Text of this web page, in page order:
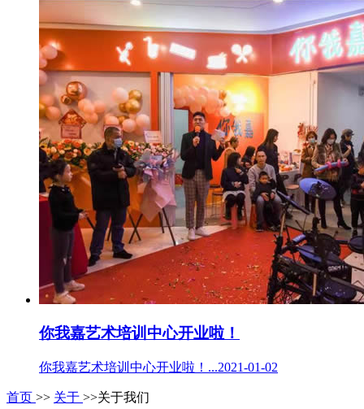
你我嘉艺术培训中心开业啦！
你我嘉艺术培训中心开业啦！...2021-01-02
首页 >> 关于 >>关于我们